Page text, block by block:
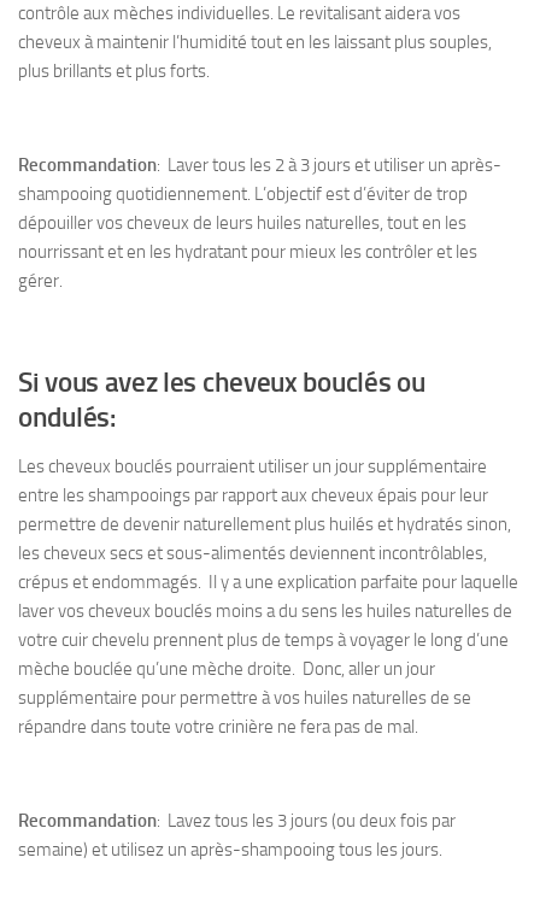
contrôle aux mèches individuelles. Le revitalisant aidera vos
cheveux à maintenir l’humidité tout en les laissant plus souples,
plus brillants et plus forts.
Recommandation: Laver tous les 2 à 3 jours et utiliser un après-
shampooing quotidiennement. L’objectif est d’éviter de trop
dépouiller vos cheveux de leurs huiles naturelles, tout en les
nourrissant et en les hydratant pour mieux les contrôler et les
gérer.
Si vous avez les cheveux bouclés ou
ondulés:
Les cheveux bouclés pourraient utiliser un jour supplémentaire
entre les shampooings par rapport aux cheveux épais pour leur
permettre de devenir naturellement plus huilés et hydratés sinon,
les cheveux secs et sous-alimentés deviennent incontrôlables,
crépus et endommagés. Il y a une explication parfaite pour laquelle
laver vos cheveux bouclés moins a du sens les huiles naturelles de
votre cuir chevelu prennent plus de temps à voyager le long d’une
mèche bouclée qu’une mèche droite. Donc, aller un jour
supplémentaire pour permettre à vos huiles naturelles de se
répandre dans toute votre crinière ne fera pas de mal.
Recommandation: Lavez tous les 3 jours (ou deux fois par
semaine) et utilisez un après-shampooing tous les jours.